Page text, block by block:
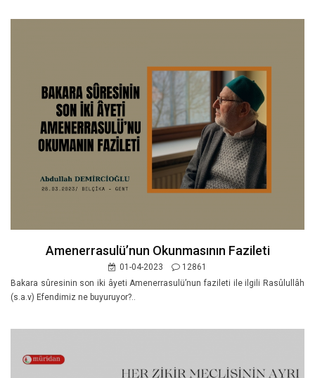
Amenerrasulü’nun Okunmasının Fazileti
01-04-2023
12861
Bakara sûresinin son iki âyeti Amenerrasulü’nun fazileti ile ilgili Rasûlullâh
(s.a.v) Efendimiz ne buyuruyor?..